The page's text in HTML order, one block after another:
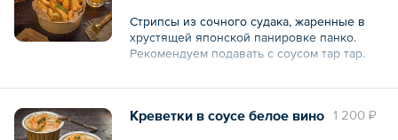
увеличиться на 5—7 мин.
— Не советуем разогревать в СВЧ, так как
микроволновка высушивает продукты. Но
максимальной мощности.
Общий вес – 220 г
Стрипсы из сочного судака, жаренные в
хрустящей японской панировке панко.
Рекомендуем подавать с соусом тар тар.
Блюдо авторской кухни. Готовое,
фото. Остаётся только разогреть и подать
1 200 ₽
Креветки в соусе белое вино